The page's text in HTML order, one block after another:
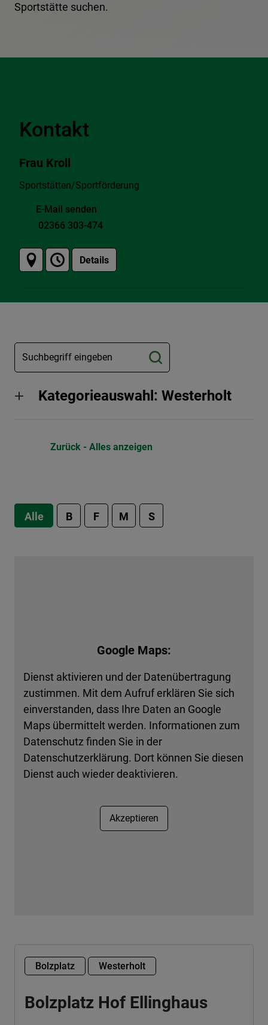
Sportstätte suchen.
Kontakt
Frau Kroll
Sportstätten/Sportförderung
E-Mail senden
02366 303-474
Details
Kategorieauswahl: Westerholt
Zurück - Alles anzeigen
Alle B F M S
Google Maps:
Dienst aktivieren und der Datenübertragung
zustimmen. Mit dem Aufruf erklären Sie sich
einverstanden, dass Ihre Daten an Google
Maps übermittelt werden. Informationen zum
Datenschutz finden Sie in der
Datenschutzerklärung. Dort können Sie diesen
Dienst auch wieder deaktivieren.
Akzeptieren
Bolzplatz Westerholt
Bolzplatz Hof Ellinghaus